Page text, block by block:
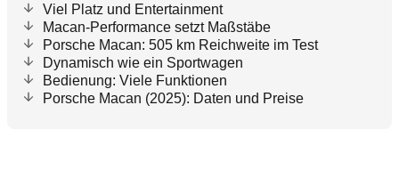
Viel Platz und Entertainment
Macan-Performance setzt Maßstäbe
Porsche Macan: 505 km Reichweite im Test
Dynamisch wie ein Sportwagen
Bedienung: Viele Funktionen
Porsche Macan (2025): Daten und Preise